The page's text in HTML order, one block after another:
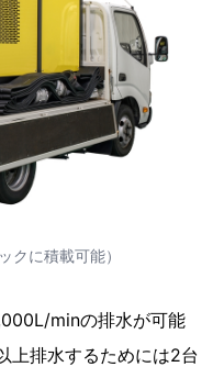
クに積載可能）
minの排水が可能
上排水するためには2台